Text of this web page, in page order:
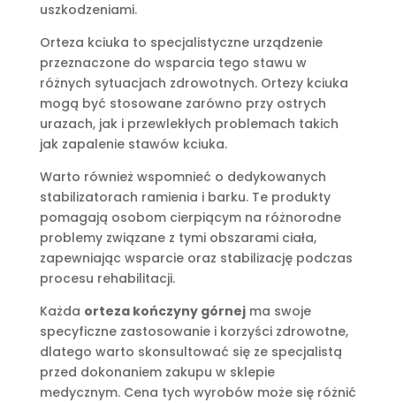
uszkodzeniami.
Orteza kciuka to specjalistyczne urządzenie
przeznaczone do wsparcia tego stawu w
różnych sytuacjach zdrowotnych. Ortezy kciuka
mogą być stosowane zarówno przy ostrych
urazach, jak i przewlekłych problemach takich
jak zapalenie stawów kciuka.
Warto również wspomnieć o dedykowanych
stabilizatorach ramienia i barku. Te produkty
pomagają osobom cierpiącym na różnorodne
problemy związane z tymi obszarami ciała,
zapewniając wsparcie oraz stabilizację podczas
procesu rehabilitacji.
Każda orteza kończyny górnejma swoje
specyficzne zastosowanie i korzyści zdrowotne,
dlatego warto skonsultować się ze specjalistą
przed dokonaniem zakupu w sklepie
medycznym. Cena tych wyrobów może się różnić